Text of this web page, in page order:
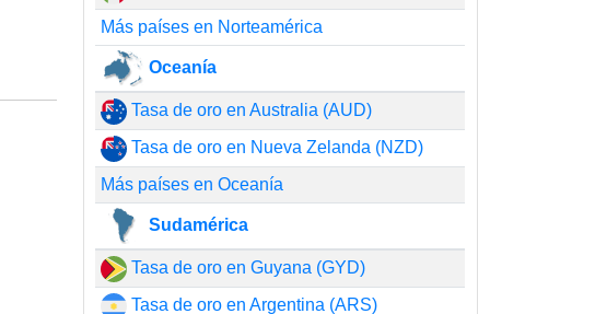
Más países en Norteamérica
Oceanía
Tasa de oro en Australia (AUD)
Tasa de oro en Nueva Zelanda (NZD)
Más países en Oceanía
Sudamérica
Tasa de oro en Guyana (GYD)
Tasa de oro en Argentina (ARS)